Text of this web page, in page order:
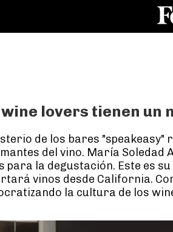
wine lovers tienen un
de los bares "speakeasy"
del vino. María
para la degustación. Este es
vinos desde California.
la cultura de los